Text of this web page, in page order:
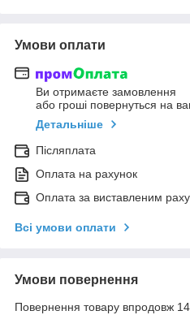
Умови оплати
Ви отримаєте замовлення
або гроші повернуться на
Детальніше
Післяплата
Оплата на рахунок
Оплата за виставленим
Всі умови оплати
Умови повернення
Повернення товару впродовж